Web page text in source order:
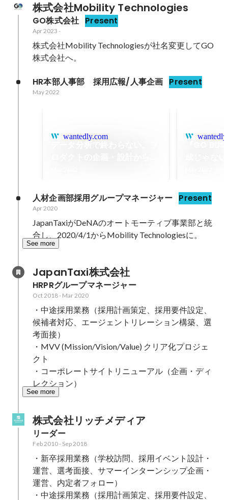
株式会社Mobility Technologies
GO株式会社 Present
Apr 2023 -
株式会社Mobility Technologiesが社名変更してGO
株式会社へ。
HR本部人事部　採用広報/人事企画 Present
May 2022
wantedly.com
人材企画部採用グループマネージャー Present
Apr 2020
JapanTaxiがDeNAのオートモーティブ事業部と統
合し、2020/4/1からMobility Technologiesに。
See more
JapanTaxi株式会社
HRPRグループマネージャー
Oct 2018- Mar 2020
・中途採用業務（採用計画策定、採用要件設定、
候補者対応、エージェントリレーション構築、選
考面接）
・MVV (Mission/Vision/Value) クリア化プロジェ
クト
・コーポレートサイトリニューアル（企画・ディ
レクション）
See more
株式会社リッチメディア
リーダー
Feb 2010- Sep 2018
・新卒採用業務（学校訪問、採用イベント設計・
運営、選考面接、サマーインターンシップ企画・
運営、内定者フォロー）
・中途採用業務（採用計画策定、採用要件設定、